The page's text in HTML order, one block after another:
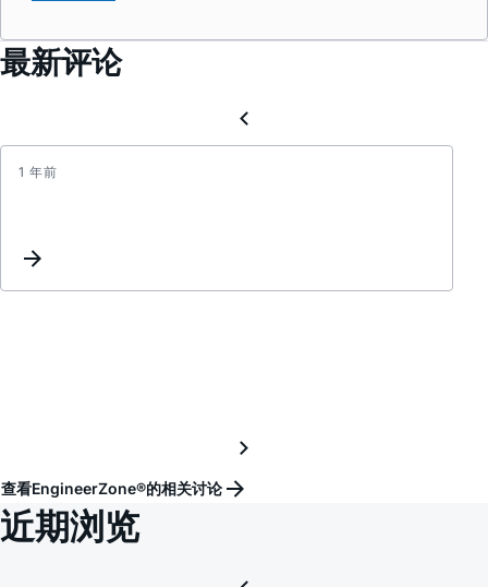
最新评论
1 年前
查看EngineerZone®的相关讨论
近期浏览